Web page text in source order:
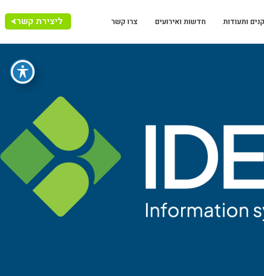
ותעודות חדשות ואירועים צרו קשר ליצירת קשר